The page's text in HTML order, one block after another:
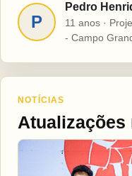
P
Pedro
11 anos ·
- Campo
NOTÍCIAS
Atualizações